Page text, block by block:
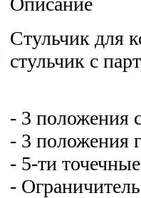
Стульчик для
стульчик с
- 3 положения
- 3 положения
- 5-ти
-